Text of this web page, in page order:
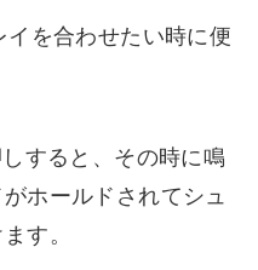
を合わせたい時に便
すると、その時に鳴
ホールドされてシュ
す。